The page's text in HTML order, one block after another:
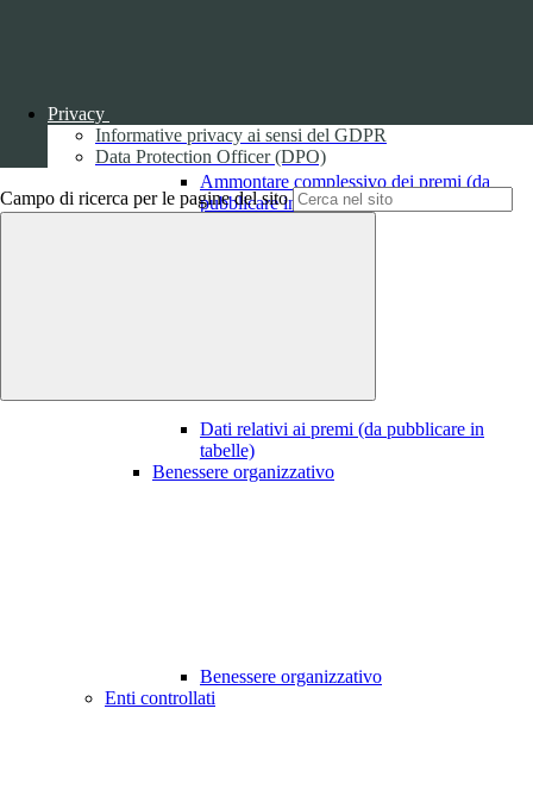
Privacy
Informative privacy ai sensi del GDPR
Data Protection Officer (DPO)
Campo di ricerca per le pagine del sito
Ammontare complessivo dei premi (da
pubblicare in tabelle) 1
Dati relativi ai premi (da pubblicare in
tabelle)
Benessere organizzativo
Benessere organizzativo
Enti controllati